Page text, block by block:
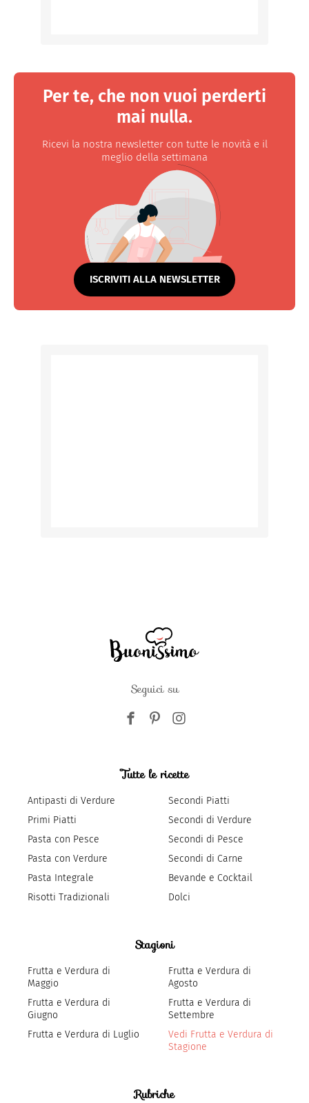
Per te, che non vuoi perderti
mai nulla.
Ricevi la nostra newsletter con tutte le novità e il
meglio della settimana
ISCRIVITI ALLA NEWSLETTER
Seguici su
Tutte le ricette
Antipasti di Verdure
Primi Piatti
Pasta con Pesce
Pasta con Verdure
Pasta Integrale
Risotti Tradizionali
Secondi Piatti
Secondi di Verdure
Secondi di Pesce
Secondi di Carne
Bevande e Cocktail
Dolci
Stagioni
Frutta e Verdura di
Maggio
Frutta e Verdura di
Giugno
Frutta e Verdura di Luglio
Frutta e Verdura di
Agosto
Frutta e Verdura di
Settembre
Vedi Frutta e Verdura di
Stagione
Rubriche